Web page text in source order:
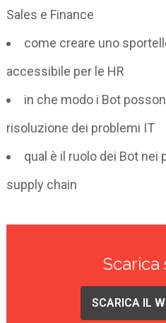
Sales e Finance
come creare uno
accessibile per le HR
in che modo i Bot
risoluzione dei problemi IT
qual è il ruolo dei Bot
supply chain
Scarica
SCARICA IL